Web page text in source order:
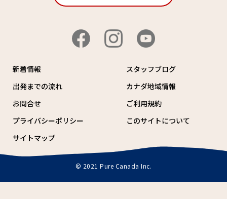
新着情報
スタッフブログ
出発までの流れ
カナダ地域情報
お問合せ
ご利用規約
プライバシーポリシー
このサイトについて
サイトマップ
© 2021 Pure Canada Inc.